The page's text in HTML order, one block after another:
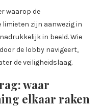
waarop de
zijn aanwezig in
in beeld. Wie
de lobby navigeert,
de veiligheidslaag.
waar
elkaar raken